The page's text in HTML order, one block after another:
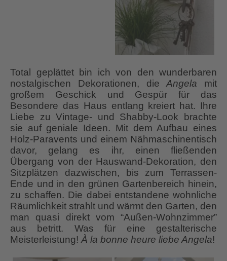
Total geplättet bin ich von den wunderbaren
nostalgischen Dekorationen, dieAngela mit
großem Geschick und Gespür für das
Besondere das Haus entlang kreiert hat. Ihre
Liebe zu Vintage- und Shabby-Look brachte
sie auf geniale Ideen. Mit dem Aufbau eines
Holz-Paravents und einem Nähmaschinentisch
davor, gelang es ihr, einen fließenden
Übergang von der Hauswand-Dekoration, den
Sitzplätzen dazwischen, bis zum Terrassen-
Ende und in den grünen Gartenbereich hinein,
zu schaffen. Die dabei entstandene wohnliche
Räumlichkeit strahlt und wärmt den Garten, den
man quasi direkt vom “Außen-Wohnzimmer”
aus betritt. Was für eine gestalterische
Meisterleistung! À la bonne heure liebe Angela!